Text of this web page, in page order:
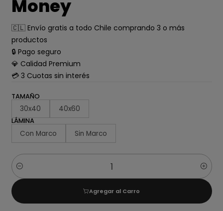
Money
🇨🇱 Envío gratis a todo Chile comprando 3 o más
productos
🔒 Pago seguro
💎 Calidad Premium
💳 3 Cuotas sin interés
TAMAÑO
30x40 40x60
LÁMINA
Con Marco Sin Marco
Cantidad
Agregar al Carro